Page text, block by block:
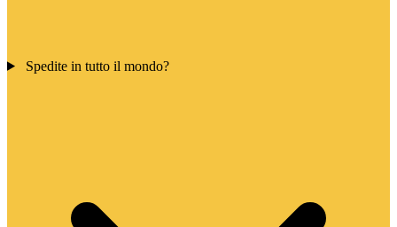
Spedite in tutto il mondo?